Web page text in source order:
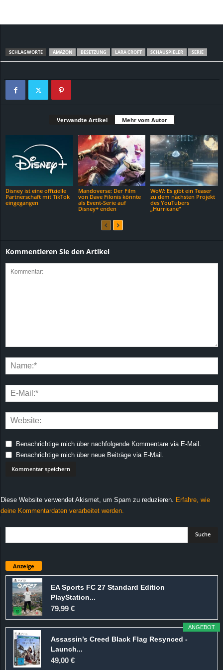
SCHLAGWORTE AMAZON BESETZUNG LARA CROFT SCHAUSPIELER SERIE
Verwandte Artikel Mehr vom Autor
Disney ist eine offizielle
Partnerschaft mit TikTok
eingegangen
Mandoverse: Der Film
von Dave Filonis könnte
als Event-Serie auf
Disney+ enden
WoW: Es gibt ein Teaser
zu dem nächsten Projekt
des YouTubers
„Hurricane“
Kommentieren Sie den Artikel
Benachrichtige mich über nachfolgende Kommentare via E-Mail.
Benachrichtige mich über neue Beiträge via E-Mail.
Diese Website verwendet Akismet, um Spam zu reduzieren.
Erfahre, wie
deine Kommentardaten verarbeitet werden.
Anzeige
EA Sports FC 27 Standard Edition
PlayStation...
79,99 €
ANGEBOT
Assassin’s Creed Black Flag Resynced -
Launch...
49,00 €